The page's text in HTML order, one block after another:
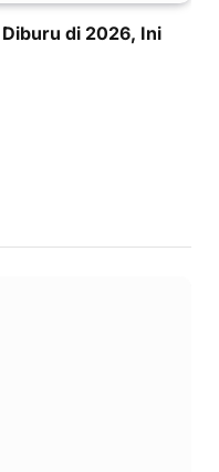
di 2026, Ini